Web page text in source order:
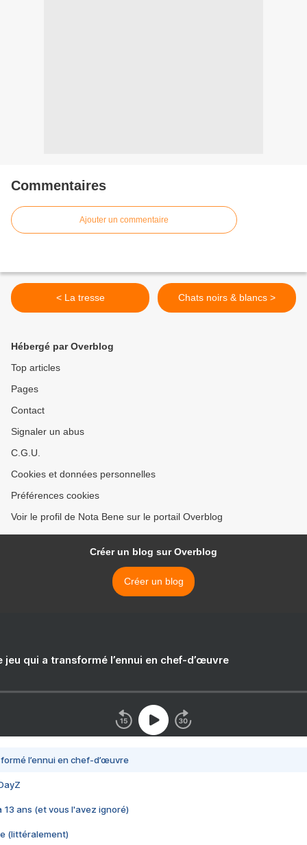
Commentaires
Ajouter un commentaire
< La tresse Chats noirs & blancs >
Hébergé par Overblog
Top articles
Pages
Contact
Signaler un abus
C.G.U.
Cookies et données personnelles
Préférences cookies
Voir le profil de Nota Bene sur le portail Overblog
Créer un blog sur Overblog
Créer un blog
jeu qui a transformé l’ennui en chef-d’œuvre
l’ennui en chef-d’œuvre
13 ans (et vous l'avez ignoré)
(littéralement)